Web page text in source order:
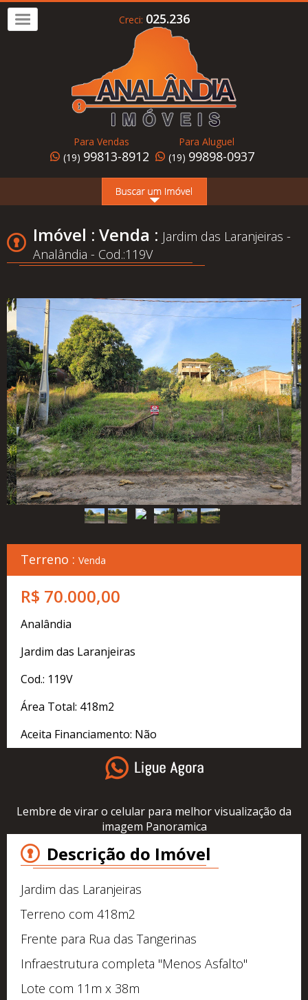
Alugar
Home
Somos
Conheça
Cadastre
seu
Imóvel
Simulador
Financeiro
Localização
Contato
Creci: 025.236
Para Vendas
(19) 99813-8912
Para Aluguel
(19) 99898-0937
Imóvel : Venda : Jardim das Laranjeiras -
Analândia - Cod.:119V
Terreno : Venda
R$ 70.000,00
Analândia
Jardim das Laranjeiras
Cod.: 119V
Área Total: 418m2
Aceita Financiamento: Não
Lembre de virar o celular para melhor visualização da
imagem Panoramica
Descrição do Imóvel
Jardim das Laranjeiras
Terreno com 418m2
Frente para Rua das Tangerinas
Infraestrutura completa "Menos Asfalto"
Lote com 11m x 38m